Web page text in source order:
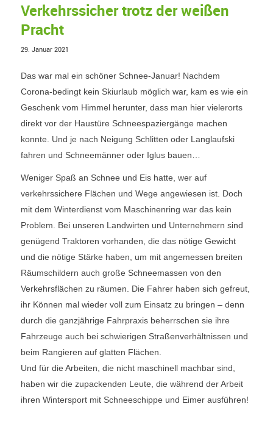
Verkehrssicher trotz der weißen
Pracht
29. Januar 2021
Das war mal ein schöner Schnee-Januar! Nachdem
Corona-bedingt kein Skiurlaub möglich war, kam es wie ein
Geschenk vom Himmel herunter, dass man hier vielerorts
direkt vor der Haustüre Schneespaziergänge machen
konnte. Und je nach Neigung Schlitten oder Langlaufski
fahren und Schneemänner oder Iglus bauen…
Weniger Spaß an Schnee und Eis hatte, wer auf
verkehrssichere Flächen und Wege angewiesen ist. Doch
mit dem Winterdienst vom Maschinenring war das kein
Problem. Bei unseren Landwirten und Unternehmern sind
genügend Traktoren vorhanden, die das nötige Gewicht
und die nötige Stärke haben, um mit angemessen breiten
Räumschildern auch große Schneemassen von den
Verkehrsflächen zu räumen. Die Fahrer haben sich gefreut,
ihr Können mal wieder voll zum Einsatz zu bringen – denn
durch die ganzjährige Fahrpraxis beherrschen sie ihre
Fahrzeuge auch bei schwierigen Straßenverhältnissen und
beim Rangieren auf glatten Flächen.
Und für die Arbeiten, die nicht maschinell machbar sind,
haben wir die zupackenden Leute, die während der Arbeit
ihren Wintersport mit Schneeschippe und Eimer ausführen!